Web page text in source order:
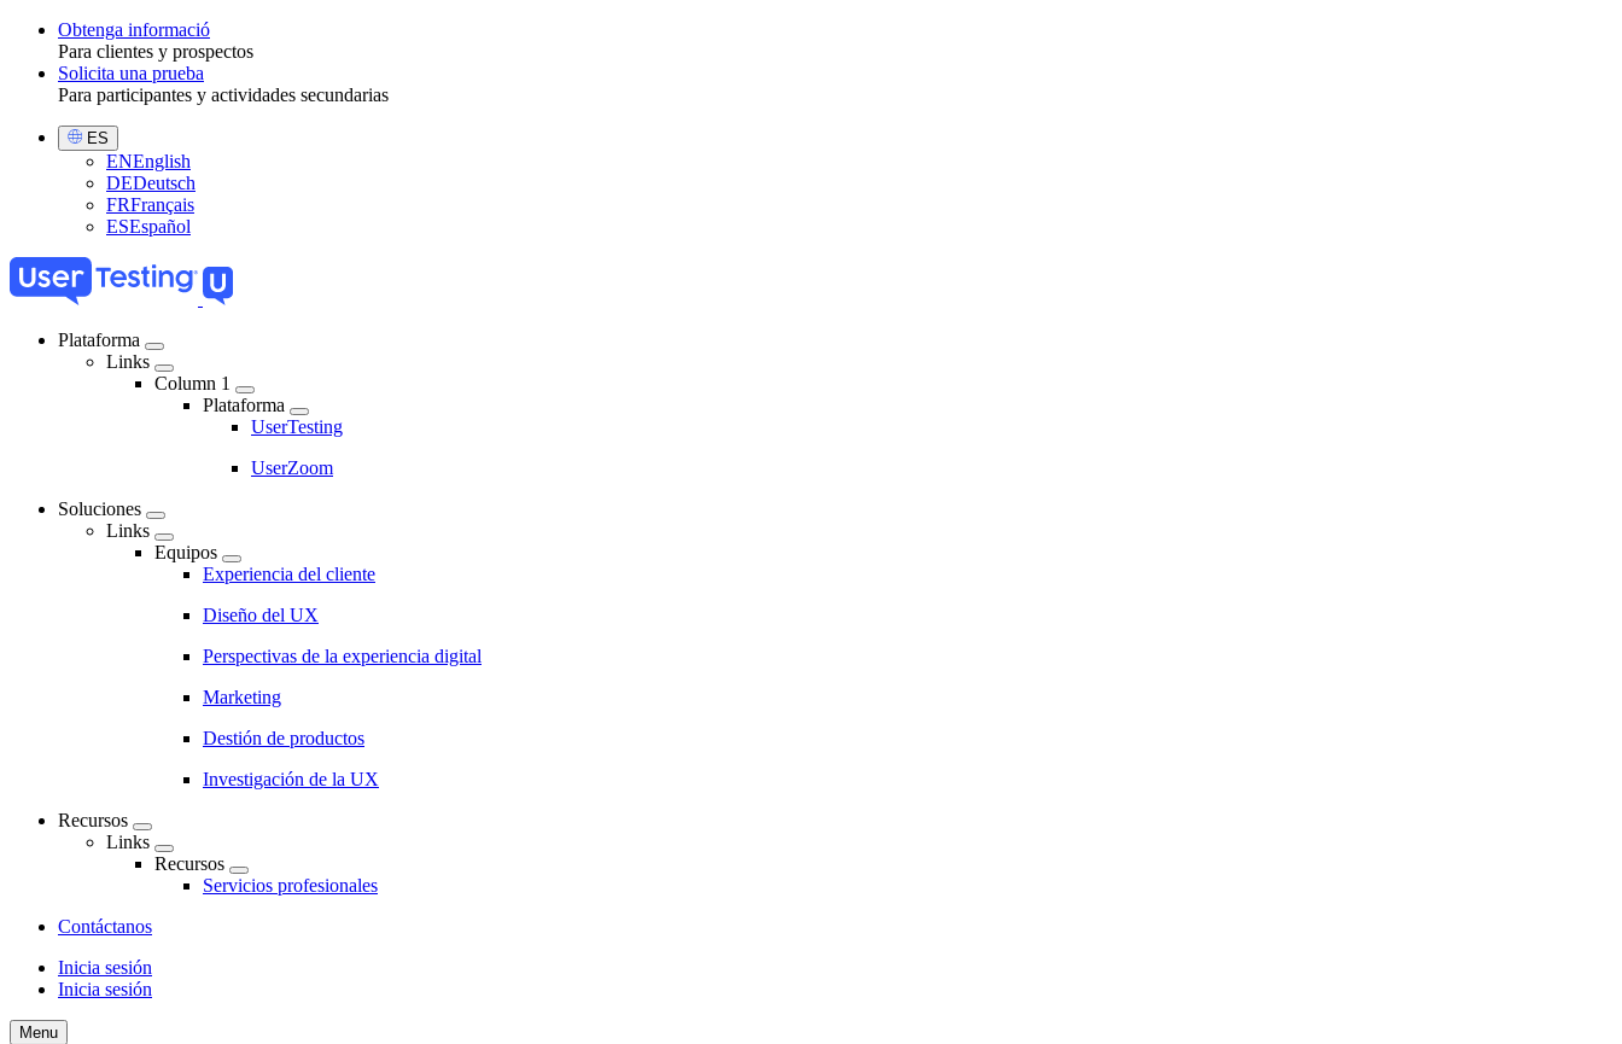
Toggle
Obtenga informació
Para clientes y prospectos
Solicita una prueba
Para participantes y actividades secundarias
Select
Language
ES
ENEnglish
DEDeutsch
FRFrançais
ESEspañol
Plataforma
Links
Column 1
Plataforma
UserTesting
UserZoom
Soluciones
Links
Equipos
Experiencia del cliente
Diseño del UX
Perspectivas de la experiencia digital
Marketing
Destión de productos
Investigación de la UX
Recursos
Links
Recursos
Servicios profesionales
Contáctanos
CTA
Inicia sesión
Inicia sesión
Menu